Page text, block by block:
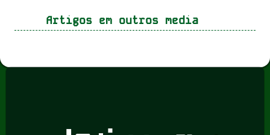
Artigos em outros media